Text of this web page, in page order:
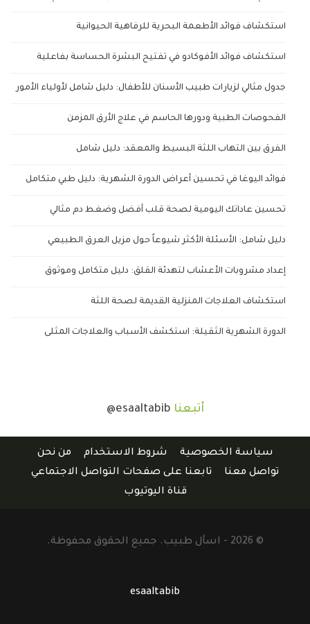
استكشاف فوائد الأطعمة البحرية للرفاهية الحيوانية
استكشاف فوائد الأفوكادو في تفتيح البشرة الحساسة بفاعلية
جدول مثالي لزيارات طبيب الأسنان للأطفال: دليل شامل لأولياء الأمور
الفحوصات الطبية ودورها الحاسم في علاج الأرق المزمن
الفرق بين التهاب اللثة البسيط والمعقد: دليل شامل
فوائد اليوغا في تحسين أعراض الدورة الشهرية: دليل طبي متكامل
تحسين عاداتك اليومية لصحة قلب أفضل وضغط دم مثالي
دليل شامل: الأسئلة الأكثر شيوعاً حول مزيل العرق الطبيعي
إعداد مشروبات الأعشاب لتهدئة القلق: دليل متكامل وموثوق
استكشاف العلاجات المنزلية القديمة لصحة اللثة
الدورة الشهرية الثقيلة: استكشف الأسباب والعلاجات المثلى
أتبعنا @esaaltabib
سياسة الخصوصية شروط الاستخدام
من نحن
تواصل معنا
تابعنا على صفحات التواصل الاجتماعي
قناة اليوتيوب
© 2026 - اسأل طبيب. جميع الحقوق محفوظة.
esaaltabib